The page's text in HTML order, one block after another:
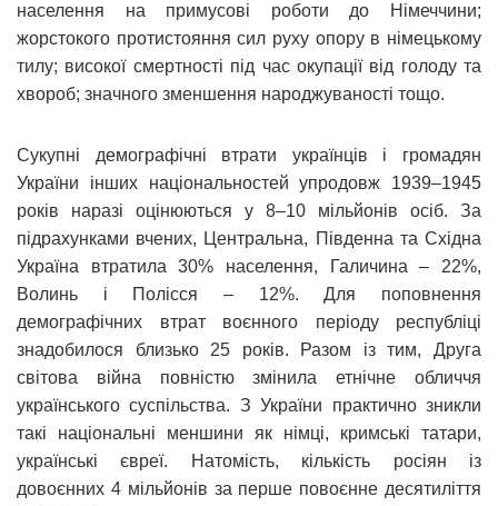
населення на примусові роботи до Німеччини;
жорстокого протистояння сил руху опору в німецькому
тилу; високої смертності під час окупації від голоду та
хвороб; значного зменшення народжуваності тощо.
Сукупні демографічні втрати українців і громадян
України інших національностей упродовж 1939–1945
років наразі оцінюються у 8–10 мільйонів осіб. За
підрахунками вчених, Центральна, Південна та Східна
Україна втратила 30% населення, Галичина – 22%,
Волинь і Полісся – 12%. Для поповнення
демографічних втрат воєнного періоду республіці
знадобилося близько 25 років. Разом із тим, Друга
світова війна повністю змінила етнічне обличчя
українського суспільства. З України практично зникли
такі національні меншини як німці, кримські татари,
українські євреї. Натомість, кількість росіян із
довоєнних 4 мільйонів за перше повоєнне десятиліття